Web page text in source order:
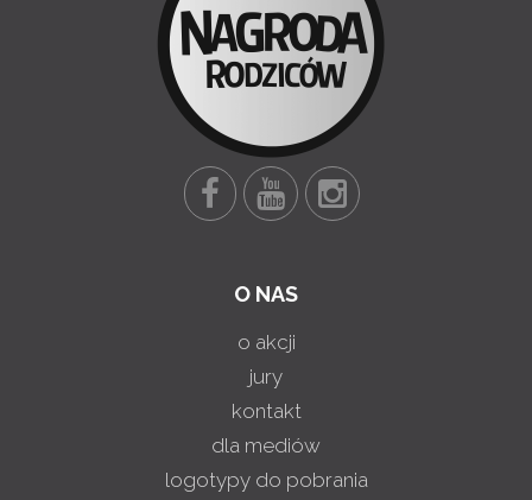
O NAS
o akcji
jury
kontakt
dla mediów
logotypy do pobrania